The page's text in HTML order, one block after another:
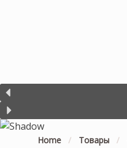
Home / Товары /